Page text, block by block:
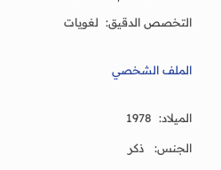
التخصص الدقيق: لغويات
الملف الشخصي
الميلاد: 1978
الجنس: ذكر